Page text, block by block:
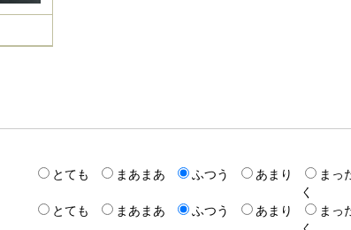
とても まあまあ ふつう あまり
まっ
く
とても まあまあ ふつう あまり
まっ